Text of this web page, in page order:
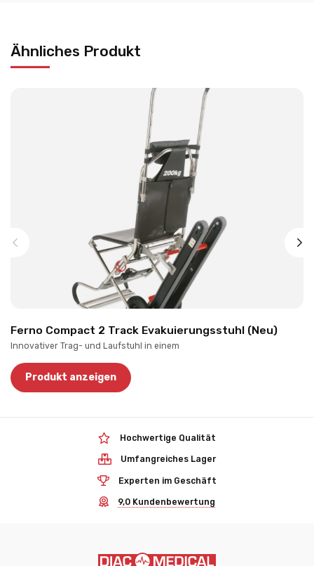
Ähnliches Produkt
Ferno Compact 2 Track Evakuierungsstuhl (Neu)
Innovativer Trag- und Laufstuhl in einem
Produkt anzeigen
Hochwertige Qualität
Umfangreiches Lager
Experten im Geschäft
9,0 Kundenbewertung